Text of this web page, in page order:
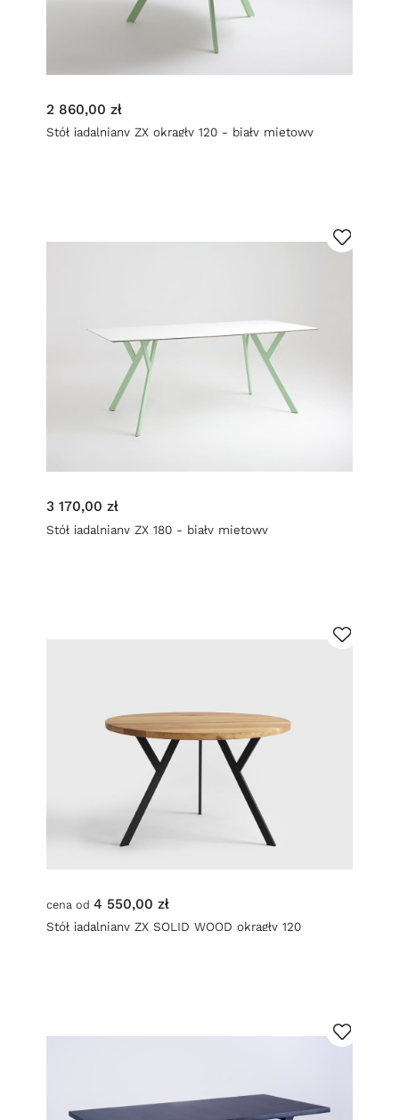
2 860,00 zł
Stół jadalniany ZX okrągły 120 - biały miętowy
3 170,00 zł
Stół jadalniany ZX 180 - biały miętowy
cena od 4 550,00 zł
Stół jadalniany ZX SOLID WOOD okrągły 120